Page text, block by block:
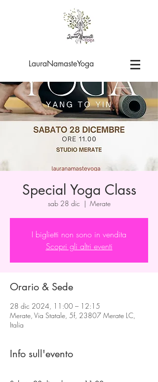
LauraNamasteYoga
Special Yoga Class
sab 28 dic
  |
Merate
I biglietti non sono in vendita
Scopri gli altri eventi
Orario & Sede
28 dic 2024, 11:00 – 12:15
Merate, Via Statale, 5f, 23807 Merate LC,
Italia
Info sull'evento